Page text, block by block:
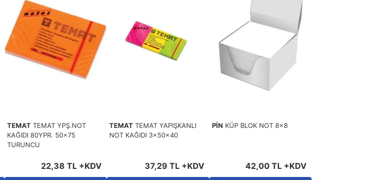
TEMAT TEMAT YPŞ.NOT
KAĞIDI 80YPR. 50x75
TURUNCU
22,38 TL +KDV
TEMAT TEMAT YAPIŞKANLI
NOT KAĞIDI 3x50x40
37,29 TL+KDV
PİN KÜP BLOK NOT 8x8
42,00 TL +KDV